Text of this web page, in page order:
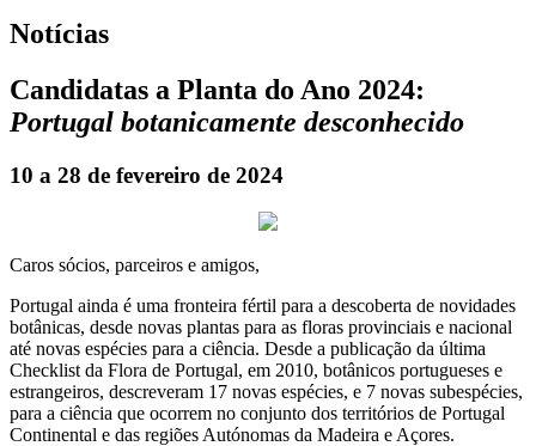
Notícias
Candidatas a Planta do Ano 2024:
Portugal botanicamente desconhecido
10 a 28 de fevereiro de 2024
Caros sócios, parceiros e amigos,
Portugal ainda é uma fronteira fértil para a descoberta de novidades
botânicas, desde novas plantas para as floras provinciais e nacional
até novas espécies para a ciência. Desde a publicação da última
Checklist da Flora de Portugal, em 2010, botânicos portugueses e
estrangeiros, descreveram 17 novas espécies, e 7 novas subespécies,
para a ciência que ocorrem no conjunto dos territórios de Portugal
Continental e das regiões Autónomas da Madeira e Açores.